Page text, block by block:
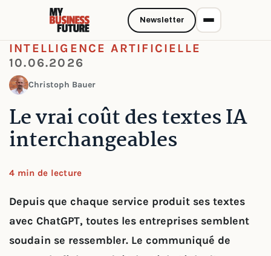
INTELLIGENCE ARTIFICIELLE
10.06.2026
Christoph Bauer
Le vrai coût des textes IA
interchangeables
4 min de lecture
Depuis que chaque service produit ses textes
avec ChatGPT, toutes les entreprises semblent
soudain se ressembler. Le communiqué de
Newsletter